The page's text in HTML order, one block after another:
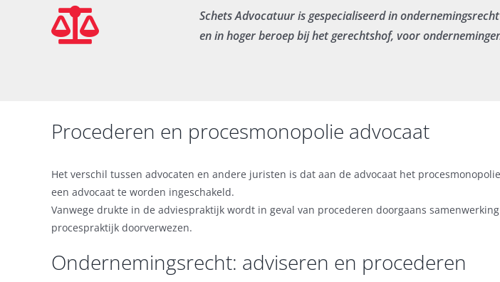
Schets Advocatuur is gespecialiseerd in
en in hoger beroep bij het gerechtshof, voor
Procederen en procesmonopolie advocaat
Het verschil tussen advocaten en andere juristen is dat aan de advocaat het
een advocaat te worden ingeschakeld.
Vanwege drukte in de adviespraktijk wordt in geval van procederen doorgaans
procespraktijk doorverwezen.
Ondernemingsrecht: adviseren en procederen